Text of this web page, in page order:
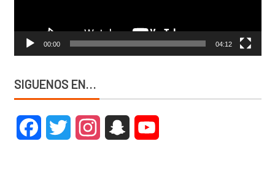
00:00 04:12
SIGUENOS EN…
FacebookTwitter InstagramSnapchat